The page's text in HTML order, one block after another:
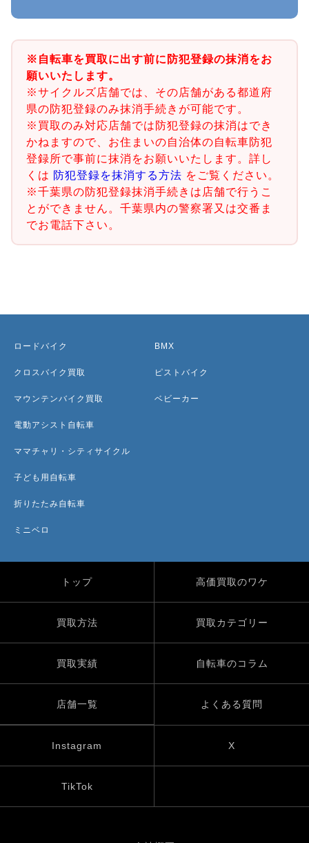
※自転車を買取に出す前に防犯登録の抹消をお
願いいたします。
※サイクルズ店舗では、その店舗がある都道府
県の防犯登録のみ抹消手続きが可能です。
※買取のみ対応店舗では防犯登録の抹消はでき
かねますので、お住まいの自治体の自転車防犯
登録所で事前に抹消をお願いいたします。詳し
くは 防犯登録を抹消する方法 をご覧ください。
※千葉県の防犯登録抹消手続きは店舗で行うこ
とができません。千葉県内の警察署又は交番ま
でお電話下さい。
ロードバイク
クロスバイク買取
マウンテンバイク買取
電動アシスト自転車
ママチャリ・シティサイクル
子ども用自転車
折りたたみ自転車
ミニベロ
BMX
ピストバイク
ベビーカー
トップ 高価買取のワケ
買取方法 買取カテゴリー
買取実績 自転車のコラム
店舗一覧 よくある質問
Instagram X
TikTok